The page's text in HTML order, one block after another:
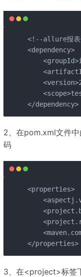
<!--allure报表
<dependency>
</dependency>
2、在pom.xml文件
码
<properties>
</properties>
3、在<project>标签